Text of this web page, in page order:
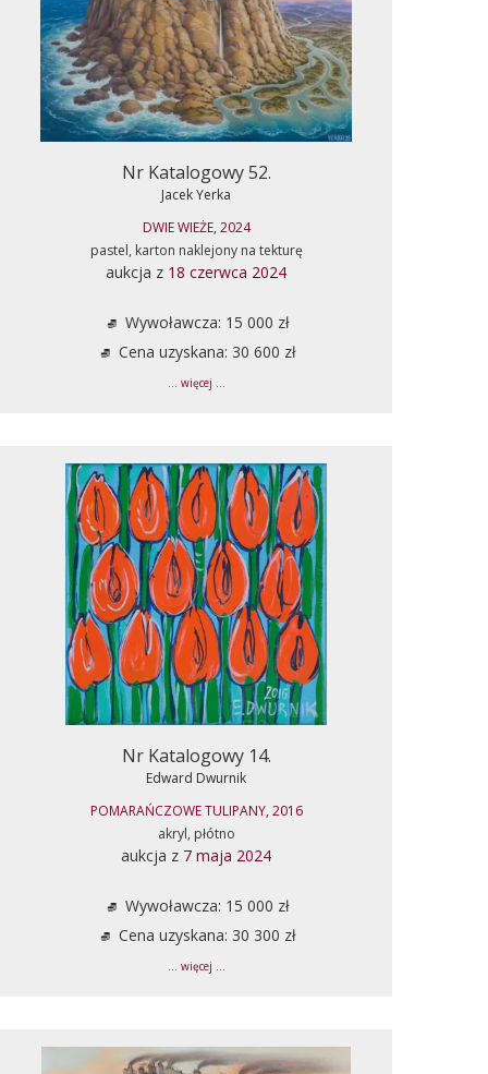
Nr Katalogowy 52.
Jacek Yerka
DWIE WIEŻE, 2024
pastel, karton naklejony na tekturę
aukcja z 18 czerwca 2024
Wywoławcza: 15 000 zł
Cena uzyskana: 30 600 zł
... więcej ...
Nr Katalogowy 14.
Edward Dwurnik
POMARAŃCZOWE TULIPANY, 2016
akryl, płótno
aukcja z 7 maja 2024
Wywoławcza: 15 000 zł
Cena uzyskana: 30 300 zł
... więcej ...